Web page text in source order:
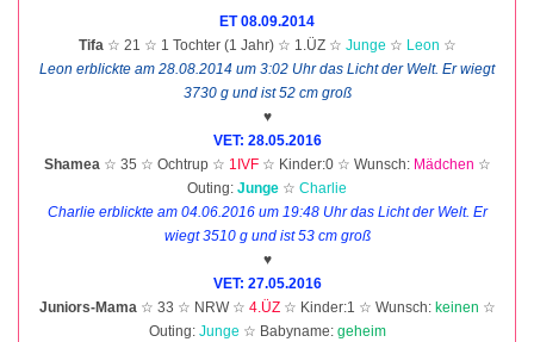
ET 08.09.2014
Tifa ☆ 21 ☆ 1 Tochter (1 Jahr) ☆ 1.ÜZ ☆ Junge ☆ Leon ☆
Leon erblickte am 28.08.2014 um 3:02 Uhr das Licht der Welt. Er wiegt
3730 g und ist 52 cm groß
♥
VET: 28.05.2016
Shamea ☆ 35 ☆ Ochtrup ☆ 1IVF ☆ Kinder:0 ☆ Wunsch: Mädchen ☆
Outing: Junge ☆ Charlie
Charlie erblickte am 04.06.2016 um 19:48 Uhr das Licht der Welt. Er
wiegt 3510 g und ist 53 cm groß
♥
VET: 27.05.2016
Juniors-Mama ☆ 33 ☆ NRW ☆ 4.ÜZ ☆ Kinder:1 ☆ Wunsch: keinen ☆
Outing: Junge ☆ Babyname: geheim